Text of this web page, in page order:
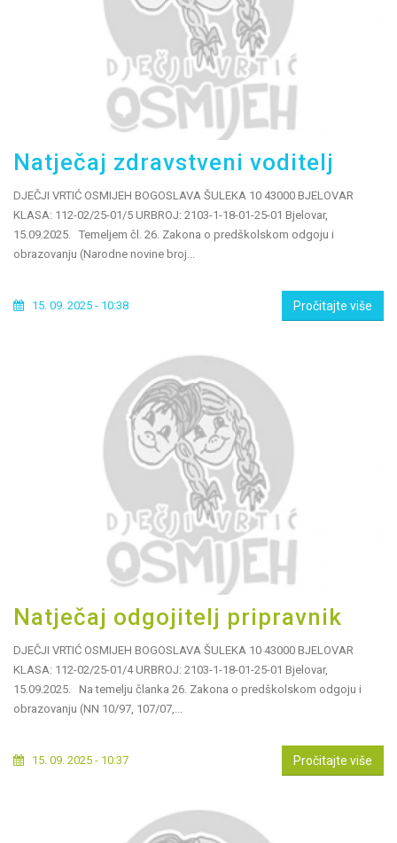
Natječaj zdravstveni voditelj
DJEČJI VRTIĆ OSMIJEH BOGOSLAVA ŠULEKA 10 43000 BJELOVAR
KLASA: 112-02/25-01/5 URBROJ: 2103-1-18-01-25-01 Bjelovar,
15.09.2025. Temeljem čl. 26. Zakona o predškolskom odgoju i
obrazovanju (Narodne novine broj...
15. 09. 2025 - 10:38 Pročitajte više
Natječaj odgojitelj pripravnik
DJEČJI VRTIĆ OSMIJEH BOGOSLAVA ŠULEKA 10 43000 BJELOVAR
KLASA: 112-02/25-01/4 URBROJ: 2103-1-18-01-25-01 Bjelovar,
15.09.2025. Na temelju članka 26. Zakona o predškolskom odgoju i
obrazovanju (NN 10/97, 107/07,...
15. 09. 2025 - 10:37 Pročitajte više